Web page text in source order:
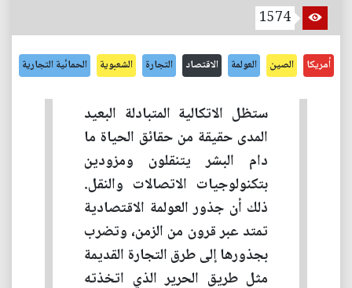
1574
أمريكا الصين العولمة الاقتصاد التجارة الشعبوية الحمائية التجارية
ستظل الاتكالية المتبادلة البعيد
المدى حقيقة من حقائق الحياة ما
دام البشر يتنقلون ومزودين
بتكنولوجيات الاتصالات والنقل.
ذلك أن جذور العولمة الاقتصادية
تمتد عبر قرون من الزمن، وتضرب
بجذورها إلى طرق التجارة القديمة
مثل طريق الحرير الذي اتخذته